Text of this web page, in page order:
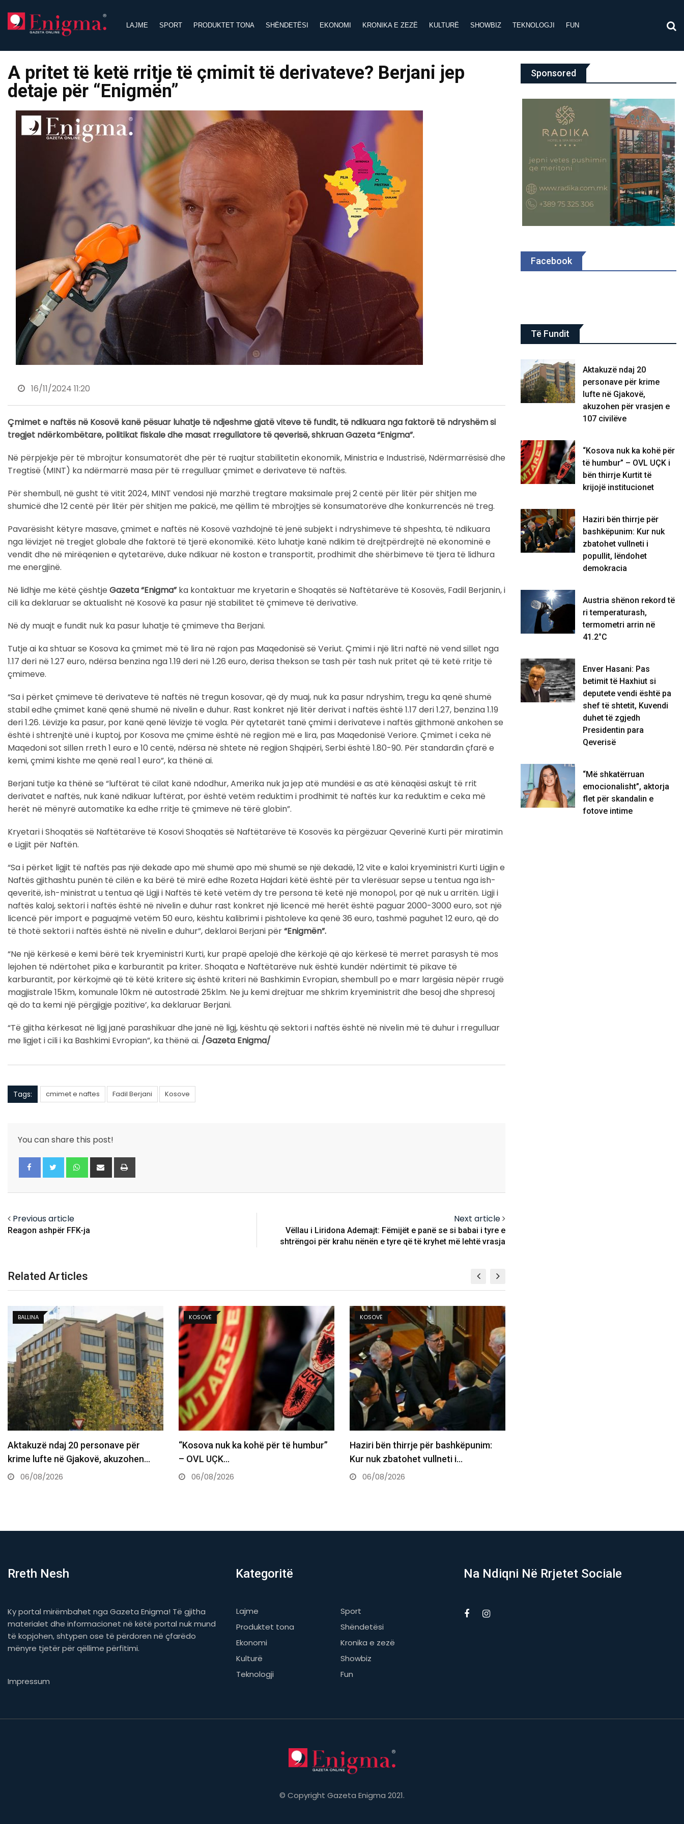
content
LAJME SPORT PRODUKTET TONA SHËNDETËSI EKONOMI KRONIKA E ZEZË KULTURË SHOWBIZ TEKNOLOGJI FUN
A pritet të ketë rritje të çmimit të derivateve? Berjani jep
detaje për “Enigmën”
16/11/2024 11:20
Çmimet e naftës në Kosovë kanë pësuar luhatje të ndjeshme gjatë viteve të fundit, të ndikuara nga faktorë të ndryshëm si
tregjet ndërkombëtare, politikat fiskale dhe masat rregullatore të qeverisë, shkruan Gazeta “Enigma”.
Në përpjekje për të mbrojtur konsumatorët dhe për të ruajtur stabilitetin ekonomik, Ministria e Industrisë, Ndërmarrësisë dhe
Tregtisë (MINT) ka ndërmarrë masa për të rregulluar çmimet e derivateve të naftës.
Për shembull, në gusht të vitit 2024, MINT vendosi një marzhë tregtare maksimale prej 2 centë për litër për shitjen me
shumicë dhe 12 centë për litër për shitjen me pakicë, me qëllim të mbrojtjes së konsumatorëve dhe konkurrencës në treg.
Pavarësisht këtyre masave, çmimet e naftës në Kosovë vazhdojnë të jenë subjekt i ndryshimeve të shpeshta, të ndikuara
nga lëvizjet në tregjet globale dhe faktorë të tjerë ekonomikë. Këto luhatje kanë ndikim të drejtpërdrejtë në ekonominë e
vendit dhe në mirëqenien e qytetarëve, duke ndikuar në koston e transportit, prodhimit dhe shërbimeve të tjera të lidhura
me energjinë.
Në lidhje me këtë çështje Gazeta “Enigma”ka kontaktuar me kryetarin e Shoqatës së Naftëtarëve të Kosovës, Fadil Berjanin, i
cili ka deklaruar se aktualisht në Kosovë ka pasur një stabilitet të çmimeve të derivative.
Në dy muajt e fundit nuk ka pasur luhatje të çmimeve tha Berjani.
Tutje ai ka shtuar se Kosova ka çmimet më të lira në rajon pas Maqedonisë së Veriut. Çmimi i një litri naftë në vend sillet nga
1.17 deri në 1.27 euro, ndërsa benzina nga 1.19 deri në 1.26 euro, derisa thekson se tash për tash nuk pritet që të ketë rritje të
çmimeve.
“Sa i përket çmimeve të derivateve të naftës në tregun kosovar, që dy muaj, nuk ka pasur ndryshim, tregu ka qenë shumë
stabil edhe çmimet kanë qenë shumë në nivelin e duhur. Rast konkret një litër derivat i naftës është 1.17 deri 1.27, benzina 1.19
deri 1.26. Lëvizje ka pasur, por kanë qenë lëvizje të vogla. Për qytetarët tanë çmimi i derivateve i naftës gjithmonë ankohen se
është i shtrenjtë unë i kuptoj, por Kosova me çmime është në regjion më e lira, pas Maqedonisë Veriore. Çmimet i ceka në
Maqedoni sot sillen rreth 1 euro e 10 centë, ndërsa në shtete në regjion Shqipëri, Serbi është 1.80-90. Për standardin çfarë e
kemi, çmimi kishte me qenë real 1 euro”, ka thënë ai.
Berjani tutje ka thënë se “luftërat të cilat kanë ndodhur, Amerika nuk ja jep atë mundësi e as atë kënaqësi askujt të rrit
derivatet e naftës, nuk kanë ndikuar luftërat, por është vetëm reduktim i prodhimit të naftës kur ka reduktim e ceka më
herët në mënyrë automatike ka edhe rritje të çmimeve në tërë globin”.
Kryetari i Shoqatës së Naftëtarëve të Kosovi Shoqatës së Naftëtarëve të Kosovës ka përgëzuar Qeverinë Kurti për miratimin
e Ligjit për Naftën.
“Sa i përket ligjit të naftës pas një dekade apo më shumë apo më shumë se një dekadë, 12 vite e kaloi kryeministri Kurti Ligjin e
Naftës gjithashtu punën të cilën e ka bërë të mirë edhe Rozeta Hajdari këtë është për ta vlerësuar sepse u tentua nga ish-
qeveritë, ish-ministrat u tentua që Ligji i Naftës të ketë vetëm dy tre persona të ketë një monopol, por që nuk u arritën. Ligji i
naftës kaloj, sektori i naftës është në nivelin e duhur rast konkret një licencë më herët është paguar 2000-3000 euro, sot një
licencë për import e paguajmë vetëm 50 euro, kështu kalibrimi i pishtoleve ka qenë 36 euro, tashmë paguhet 12 euro, që do
të thotë sektori i naftës është në nivelin e duhur”, deklaroi Berjani për“Enigmën”.
“Ne një kërkesë e kemi bërë tek kryeministri Kurti, kur prapë apelojë dhe kërkojë që ajo kërkesë të merret parasysh të mos
lejohen të ndërtohet pika e karburantit pa kriter. Shoqata e Naftëtarëve nuk është kundër ndërtimit të pikave të
karburantit, por kërkojmë që të këtë kritere siç është kriteri në Bashkimin Evropian, shembull po e marr largësia nëpër rrugë
magjistrale 15km, komunale 10km në autostradë 25klm. Ne ju kemi drejtuar me shkrim kryeministrit dhe besoj dhe shpresoj
që do ta kemi një përgjigje pozitive’, ka deklaruar Berjani.
“Të gjitha kërkesat në ligj janë parashikuar dhe janë në ligj, kështu që sektori i naftës është në nivelin më të duhur i rregulluar
me ligjet i cili i ka Bashkimi Evropian”, ka thënë ai. /Gazeta Enigma/
Tags: cmimet e naftes Fadil Berjani Kosove
You can share this post!
Whatsapp
Share
via
Previous article
Reagon ashpër FFK-ja
Next article
Vëllau i Liridona Ademajt: Fëmijët e panë se si babai i tyre e
shtrëngoi për krahu nënën e tyre që të kryhet më lehtë vrasja
Related Articles
KOSOVË
“Kosova nuk ka kohë për të humbur”
– OVL UÇK…
06/08/2026
KOSOVË
Haziri bën thirrje për bashkëpunim:
Kur nuk zbatohet vullneti i…
06/08/2026
BOTË
Austria shënon rekord të ri
temperaturash, termometri arrin në
41.2°C
Sponsored
Facebook
Të Fundit
Aktakuzë ndaj 20
personave për krime
lufte në Gjakovë,
akuzohen për vrasjen e
107 civilëve
“Kosova nuk ka kohë për
të humbur” – OVL UÇK i
bën thirrje Kurtit të
krijojë institucionet
Haziri bën thirrje për
bashkëpunim: Kur nuk
zbatohet vullneti i
popullit, lëndohet
demokracia
Austria shënon rekord të
ri temperaturash,
termometri arrin në
41.2°C
Enver Hasani: Pas
betimit të Haxhiut si
deputete vendi është pa
shef të shtetit, Kuvendi
duhet të zgjedh
Presidentin para
Qeverisë
“Më shkatërruan
emocionalisht”, aktorja
flet për skandalin e
fotove intime
Rreth Nesh
Ky portal mirëmbahet nga Gazeta Enigma! Të gjitha
materialet dhe informacionet në këtë portal nuk mund
të kopjohen, shtypen ose të përdoren në çfarëdo
mënyre tjetër për qëllime përfitimi.
Impressum
Kategoritë
Lajme
Sport
Produktet tona
Shëndetësi
Ekonomi
Kronika e zezë
Kulturë
Showbiz
Teknologji
Fun
Na Ndiqni Në Rrjetet Sociale
© Copyright Gazeta Enigma 2021.